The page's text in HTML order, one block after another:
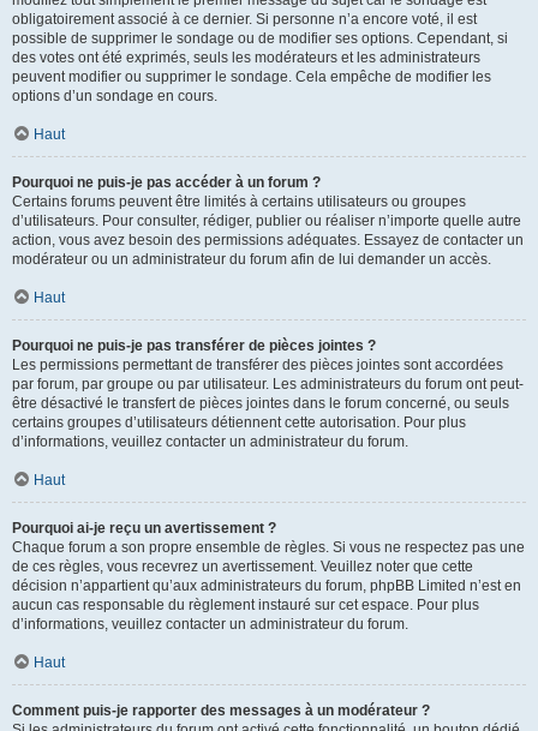
obligatoirement associé à ce dernier. Si personne n’a encore voté, il est
possible de supprimer le sondage ou de modifier ses options. Cependant, si
des votes ont été exprimés, seuls les modérateurs et les administrateurs
peuvent modifier ou supprimer le sondage. Cela empêche de modifier les
options d’un sondage en cours.
Haut
Pourquoi ne puis-je pas accéder à un forum ?
Certains forums peuvent être limités à certains utilisateurs ou groupes
d’utilisateurs. Pour consulter, rédiger, publier ou réaliser n’importe quelle autre
action, vous avez besoin des permissions adéquates. Essayez de contacter un
modérateur ou un administrateur du forum afin de lui demander un accès.
Haut
Pourquoi ne puis-je pas transférer de pièces jointes ?
Les permissions permettant de transférer des pièces jointes sont accordées
par forum, par groupe ou par utilisateur. Les administrateurs du forum ont peut-
être désactivé le transfert de pièces jointes dans le forum concerné, ou seuls
certains groupes d’utilisateurs détiennent cette autorisation. Pour plus
d’informations, veuillez contacter un administrateur du forum.
Haut
Pourquoi ai-je reçu un avertissement ?
Chaque forum a son propre ensemble de règles. Si vous ne respectez pas une
de ces règles, vous recevrez un avertissement. Veuillez noter que cette
décision n’appartient qu’aux administrateurs du forum, phpBB Limited n’est en
aucun cas responsable du règlement instauré sur cet espace. Pour plus
d’informations, veuillez contacter un administrateur du forum.
Haut
Comment puis-je rapporter des messages à un modérateur ?